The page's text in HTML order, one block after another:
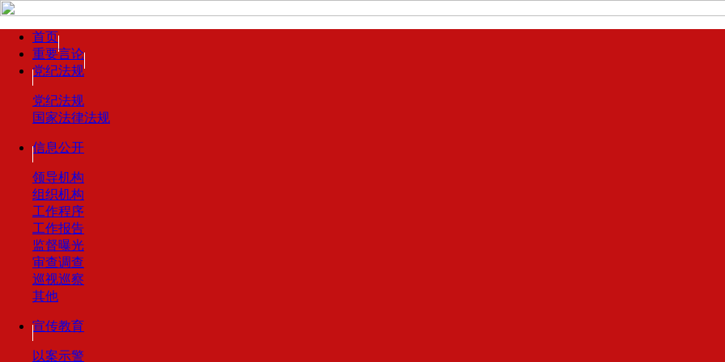
首页
重要言论
党纪法规
党纪法规
国家法律法规
信息公开
领导机构
组织机构
工作程序
工作报告
监督曝光
审查调查
巡视巡察
其他
宣传教育
以案示警